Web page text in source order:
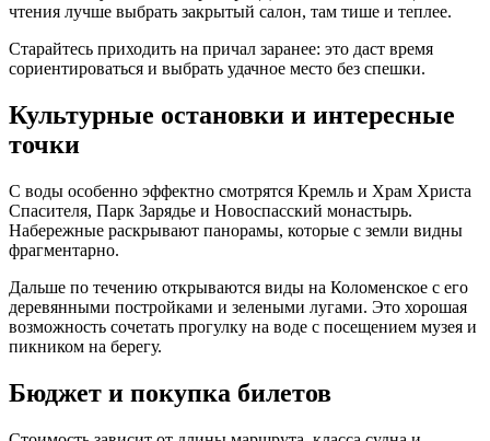
чтения лучше выбрать закрытый салон, там тише и теплее.
Старайтесь приходить на причал заранее: это даст время
сориентироваться и выбрать удачное место без спешки.
Культурные остановки и интересные
точки
С воды особенно эффектно смотрятся Кремль и Храм Христа
Спасителя, Парк Зарядье и Новоспасский монастырь.
Набережные раскрывают панорамы, которые с земли видны
фрагментарно.
Дальше по течению открываются виды на Коломенское с его
деревянными постройками и зелеными лугами. Это хорошая
возможность сочетать прогулку на воде с посещением музея и
пикником на берегу.
Бюджет и покупка билетов